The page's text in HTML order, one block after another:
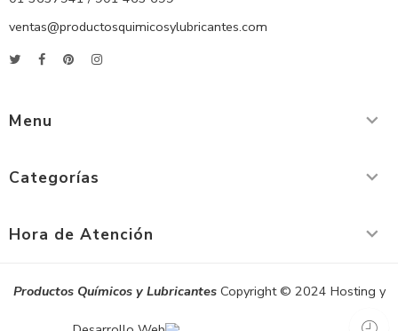
ventas@productosquimicosylubricantes.com
Menu
Categorías
Hora de Atención
Productos Químicos y LubricantesCopyright © 2024 Hosting y